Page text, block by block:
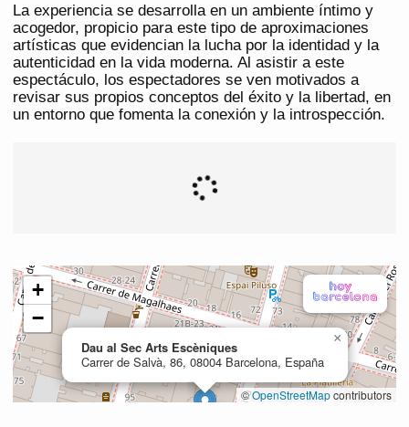
La experiencia se desarrolla en un ambiente íntimo y
acogedor, propicio para este tipo de aproximaciones
artísticas que evidencian la lucha por la identidad y la
autenticidad en la vida moderna. Al asistir a este
espectáculo, los espectadores se ven motivados a
revisar sus propios conceptos del éxito y la libertad, en
un entorno que fomenta la conexión y la introspección.